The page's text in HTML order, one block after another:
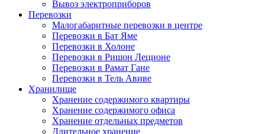
Вывоз электроприборов
Перевозки
Малогабаритные перевозки в центре
Перевозки в Бат Яме
Перевозки в Холоне
Перевозки в Ришон Леционе
Перевозки в Рамат Гане
Перевозки в Тель Авиве
Хранилище
Хранение содержимого квартиры
Хранение содержимого офиса
Хранение отдельных предметов
Длительное хранение